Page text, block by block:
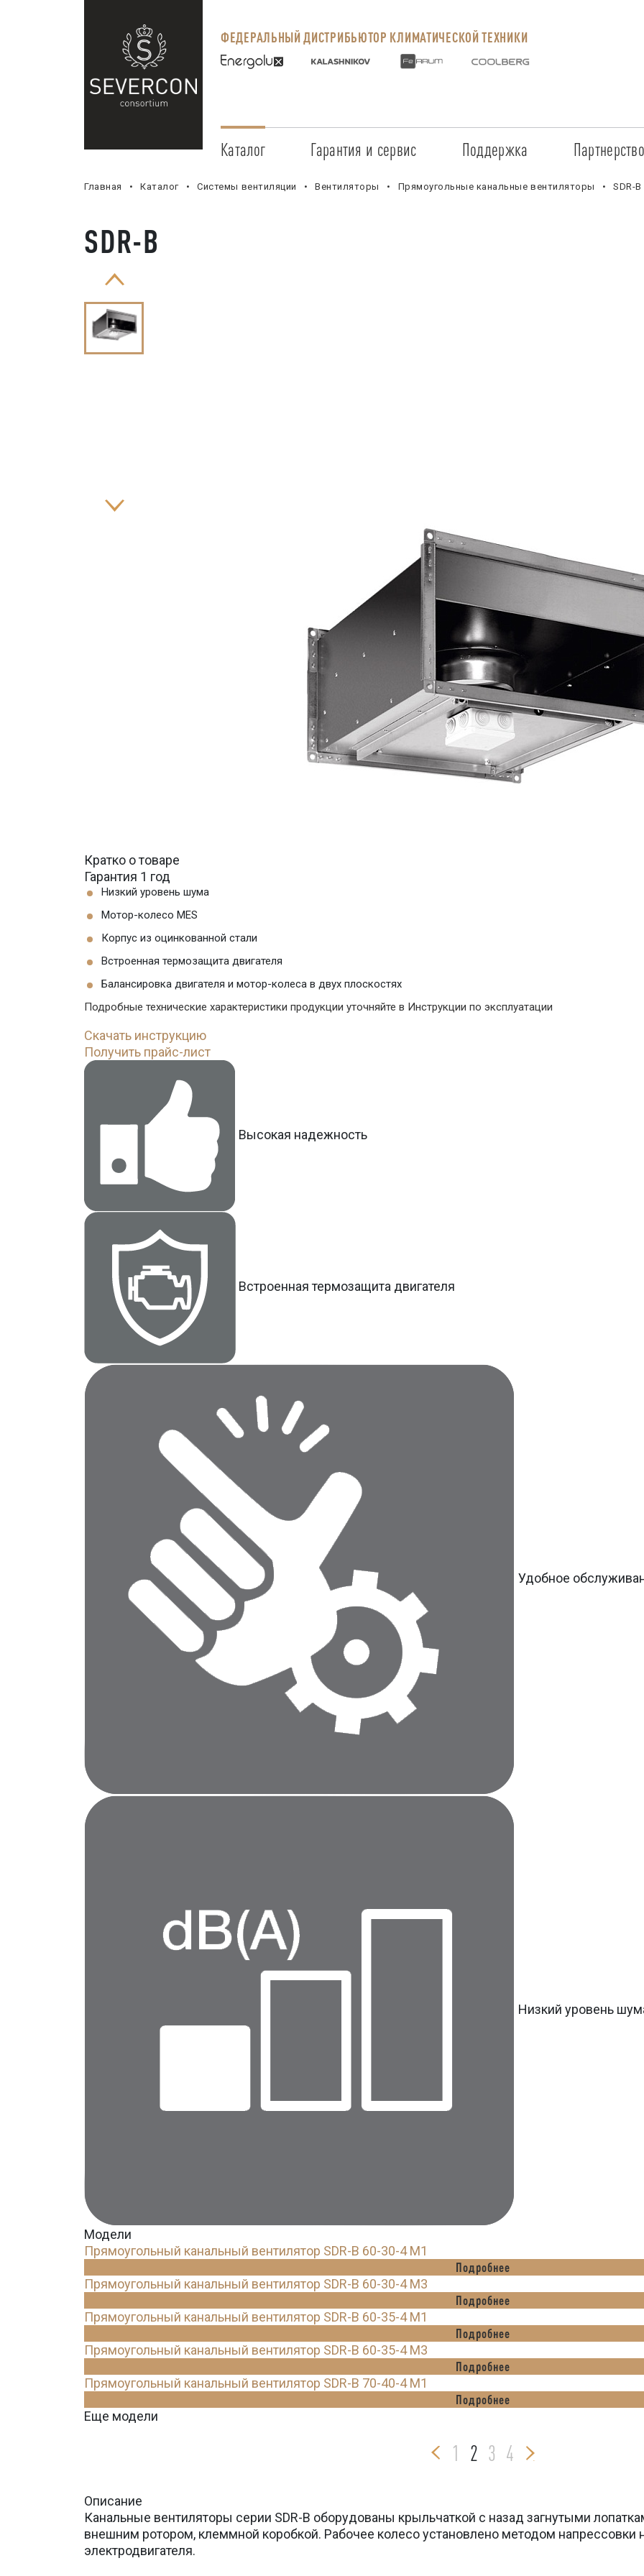
ФЕДЕРАЛЬНЫЙ ДИСТРИБЬЮТОР КЛИМАТИЧЕСКОЙ ТЕХНИКИ
Каталог Гарантия и сервис
Сервисные центры
Поддержка
Регистрация объекта Стать
Главная Каталог Системы вентиляции Вентиляторы Прямоугольные канальные вентиляторы SDR-B
SDR-B
Кратко о товаре
Гарантия 1 год
Низкий уровень шума
Мотор-колесо MES
Корпус из оцинкованной стали
Встроенная термозащита двигателя
Балансировка двигателя и мотор-колеса в двух плоскостях
Подробные технические характеристики продукции уточняйте в Инструкции по эксплуатации
Скачать инструкцию
Получить прайс-лист
Высокая надежность
Встроенная термозащита двигателя
Удобное
Низкий уровень
Модели
Прямоугольный канальный вентилятор SDR-B 60-30-4 M1
Подробнее
Прямоугольный канальный вентилятор SDR-B 60-30-4 M3
Подробнее
Прямоугольный канальный вентилятор SDR-B 60-35-4 M1
Подробнее
Прямоугольный канальный вентилятор SDR-B 60-35-4 M3
Подробнее
Прямоугольный канальный вентилятор SDR-B 70-40-4 M1
Подробнее
Еще модели
1 2 3 4
Описание
Канальные вентиляторы серии SDR-B оборудованы крыльчаткой с назад загнутыми
внешним ротором, клеммной коробкой. Рабочее колесо установлено методом напрессовки
электродвигателя.